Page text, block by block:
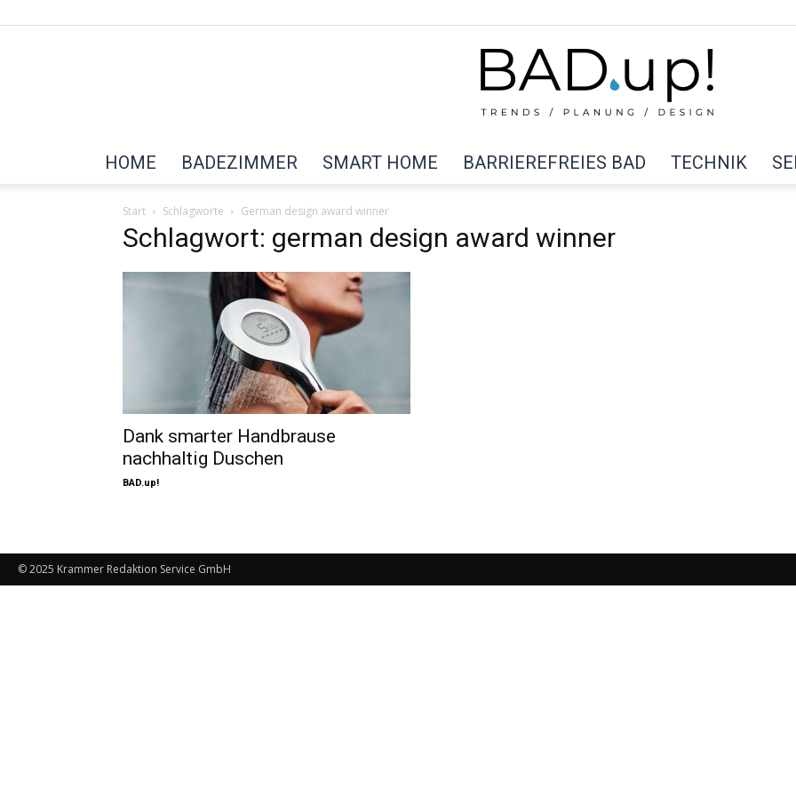
HOME BADEZIMMER SMART HOME BARRIEREFREIES BAD TECHNIK
Start Schlagworte German design award winner
Schlagwort: german design award winner
Dank smarter Handbrause
nachhaltig Duschen
BAD.up!
© 2025 Krammer Redaktion Service GmbH